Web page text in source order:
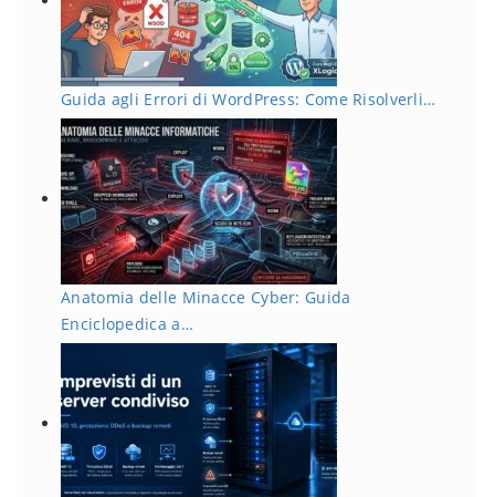
Guida agli Errori di WordPress: Come Risolverli…
Anatomia delle Minacce Cyber: Guida
Enciclopedica a…